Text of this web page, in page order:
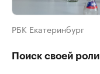
РБК Екатеринбург
Поиск своей роли